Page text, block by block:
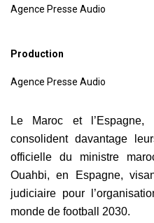
Agence Presse Audio
Production
Agence Presse Audio
Le Maroc et l’Espagne,
consolident davantage
officielle du ministre
Ouahbi, en Espagne,
judiciaire pour
monde de football 2030.